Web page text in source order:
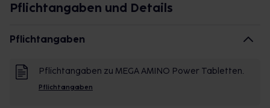
Pflichtangaben und Details
Pflichtangaben
Pflichtangaben zu MEGA AMINO Power Tabletten.
Pflichtangaben